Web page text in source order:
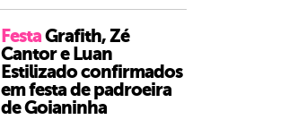
FestaGrafith, Zé
Cantor e Luan
Estilizado confirmados
em festa de padroeira
de Goianinha